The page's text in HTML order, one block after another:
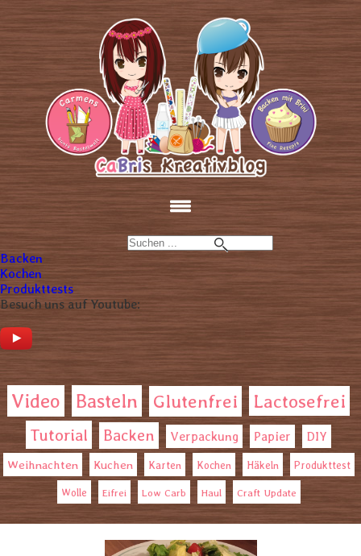
Backen
Kochen
Produkttests
Besuch uns auf Youtube:
Video Basteln Glutenfrei Lactosefrei
Tutorial Backen Verpackung Papier DIY
Weihnachten Kuchen Karten Kochen Häkeln Produkttest
Wolle Eifrei Low Carb Haul Craft Update